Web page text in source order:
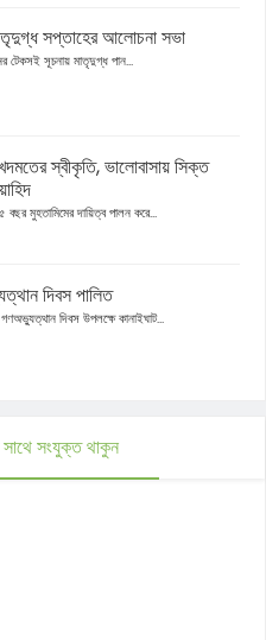
সপ্তাহের আলোচনা সভা
টেকসই সূচনায় মাতৃদুগ্ধ পান...
স্বীকৃতি, ভালোবাসায় সিক্ত
বছর মুহতামিমের দায়িত্ব পালন করে...
দিবস পালিত
দিবস উপলক্ষে কানাইঘাট...
সংযুক্ত থাকুন